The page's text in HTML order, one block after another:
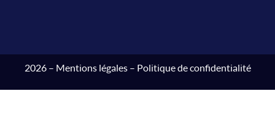
2026 – Mentions légales– Politique de confidentialité